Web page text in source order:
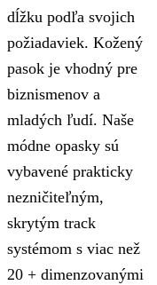
dĺžku podľa svojich
požiadaviek. Kožený
pasok je vhodný pre
biznismenov a
mladých ľudí. Naše
módne opasky sú
vybavené prakticky
nezničiteľným,
skrytým track
systémom s viac než
20 + dimenzovanými